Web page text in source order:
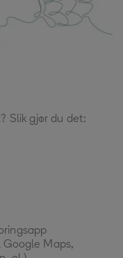
Slik gjør du det:
Google Maps,